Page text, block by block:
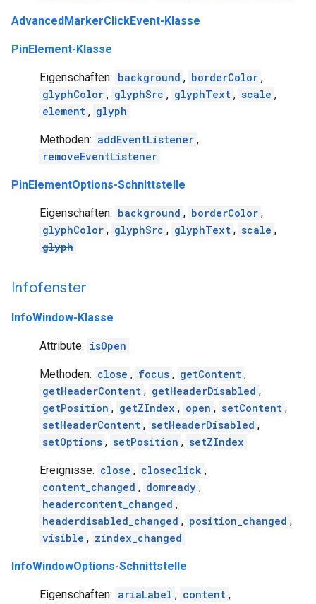
AdvancedMarkerClickEvent-Klasse
PinElement-Klasse
Eigenschaften: background , borderColor ,
glyphColor , glyphSrc , glyphText , scale ,
element , glyph
Methoden: addEventListener ,
removeEventListener
PinElementOptions-Schnittstelle
Eigenschaften: background , borderColor ,
glyphColor , glyphSrc , glyphText , scale ,
glyph
Infofenster
InfoWindow-Klasse
Attribute: isOpen
Methoden: close , focus , getContent ,
getHeaderContent , getHeaderDisabled ,
getPosition , getZIndex , open , setContent ,
setHeaderContent , setHeaderDisabled ,
setOptions , setPosition , setZIndex
Ereignisse: close , closeclick ,
content_changed , domready ,
headercontent_changed ,
headerdisabled_changed , position_changed ,
visible , zindex_changed
InfoWindowOptions-Schnittstelle
Eigenschaften: ariaLabel , content ,